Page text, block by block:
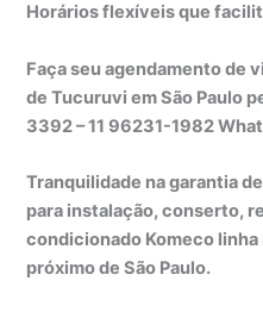
Horários flexíveis que
Faça seu agendamento de
de Tucuruvi em São Paulo
3392 – 11 96231-1982
Tranquilidade na garantia
para instalação, conserto,
condicionado Komeco
próximo de São Paulo.